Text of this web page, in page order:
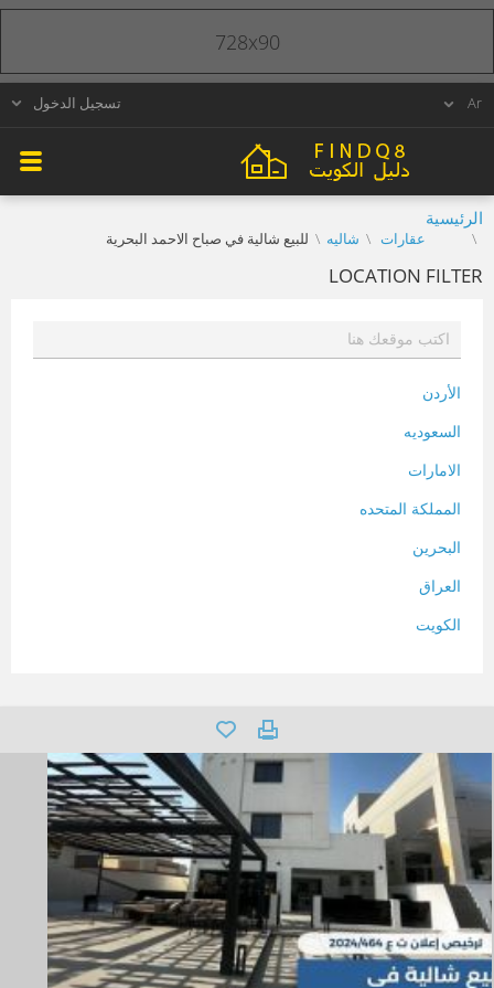
تسجيل الدخول
الرئيسية
عقارات شاليه للبيع شالية في صباح الاحمد البحرية
LOCATION FILTER
الأردن
السعوديه
الامارات
المملكة المتحده
البحرين
العراق
الكويت
فلسطين
قطر
سوريا
تونس
تركيا
728x90